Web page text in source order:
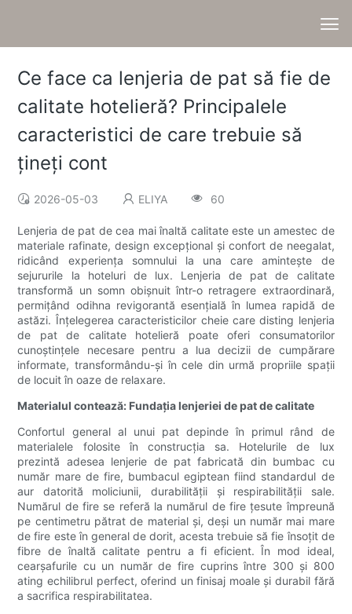
Ce face ca lenjeria de pat să fie de
calitate hotelieră? Principalele
caracteristici de care trebuie să
țineți cont
2026-05-03 ELIYA 60
Lenjeria de pat de cea mai înaltă calitate este un amestec de
materiale rafinate, design excepțional și confort de neegalat,
ridicând experiența somnului la una care amintește de
sejururile la hoteluri de lux. Lenjeria de pat de calitate
transformă un somn obișnuit într-o retragere extraordinară,
permițând odihna revigorantă esențială în lumea rapidă de
astăzi. Înțelegerea caracteristicilor cheie care disting lenjeria
de pat de calitate hotelieră poate oferi consumatorilor
cunoștințele necesare pentru a lua decizii de cumpărare
informate, transformându-și în cele din urmă propriile spații
de locuit în oaze de relaxare.
Materialul contează: Fundația lenjeriei de pat de calitate
Confortul general al unui pat depinde în primul rând de
materialele folosite în construcția sa. Hotelurile de lux
prezintă adesea lenjerie de pat fabricată din bumbac cu
număr mare de fire, bumbacul egiptean fiind standardul de
aur datorită moliciunii, durabilității și respirabilității sale.
Numărul de fire se referă la numărul de fire țesute împreună
pe centimetru pătrat de material și, deși un număr mai mare
de fire este în general de dorit, acesta trebuie să fie însoțit de
fibre de înaltă calitate pentru a fi eficient. În mod ideal,
cearșafurile cu un număr de fire cuprins între 300 și 800
ating echilibrul perfect, oferind un finisaj moale și durabil fără
a sacrifica respirabilitatea.